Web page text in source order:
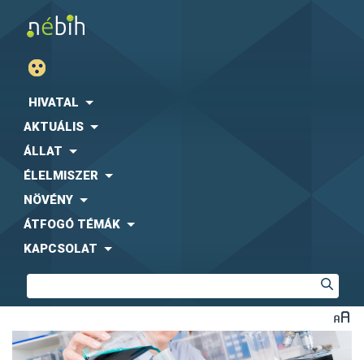
HIVATAL
AKTUÁLIS
ÁLLAT
ÉLELMISZER
NÖVÉNY
ÁTFOGÓ TÉMÁK
KAPCSOLAT